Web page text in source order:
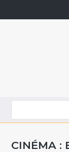
CINÉMA :